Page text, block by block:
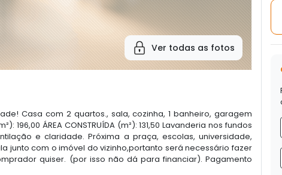
Ver todas as fotos
Casa com 2 quartos., sala, cozinha, 1 banheiro, garagem
196,00 ÁREA CONSTRUÍDA (m²): 131,50 Lavanderia nos fundos
e claridade. Próxima a praça, escolas, universidade,
junto com o imóvel do vizinho,portanto será necessário fazer
quiser. (por isso não dá para financiar). Pagamento